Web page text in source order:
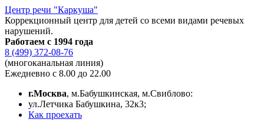
Центр речи "Каркуша"
Коррекционный центр для детей со всеми видами речевых
нарушений.
Работаем с 1994 года
8 (499) 372-08-76
(многоканальная линия)
Ежедневно с 8.00 до 22.00
г.Москва, м.Бабушкинская, м.Свиблово:
ул.Летчика Бабушкина, 32к3;
Как проехать